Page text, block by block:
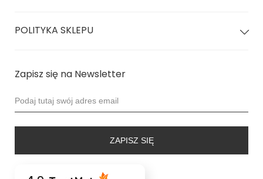
POLITYKA SKLEPU
Zapisz się na Newsletter
ZAPISZ SIĘ